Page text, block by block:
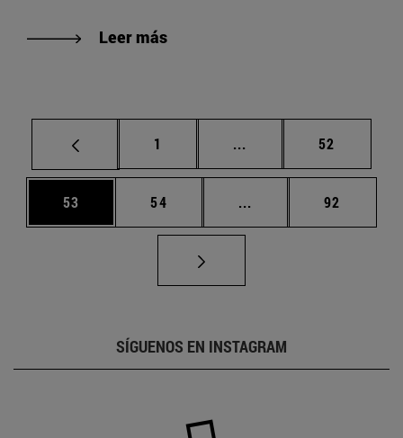
Leer más
Página
1 ... Páginas intermedias
Página
52
Página
53 Página
54 ... Páginas intermedias
Página
92
SÍGUENOS EN INSTAGRAM